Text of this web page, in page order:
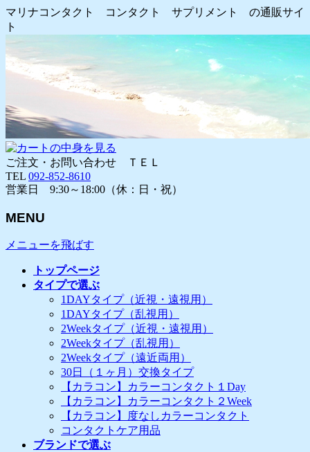
マリナコンタクト コンタクト サプリメント の通販サイ
ト
ご注文・お問い合わせ ＴＥＬ
TEL 092-852-8610
営業日 9:30～18:00（休：日・祝）
MENU
メニューを飛ばす
トップページ
タイプで選ぶ
1DAYタイプ（近視・遠視用）
1DAYタイプ（乱視用）
2Weekタイプ（近視・遠視用）
2Weekタイプ（乱視用）
2Weekタイプ（遠近両用）
30日（１ヶ月）交換タイプ
【カラコン】カラーコンタクト１Day
【カラコン】カラーコンタクト２Week
【カラコン】度なしカラーコンタクト
コンタクトケア用品
ブランドで選ぶ